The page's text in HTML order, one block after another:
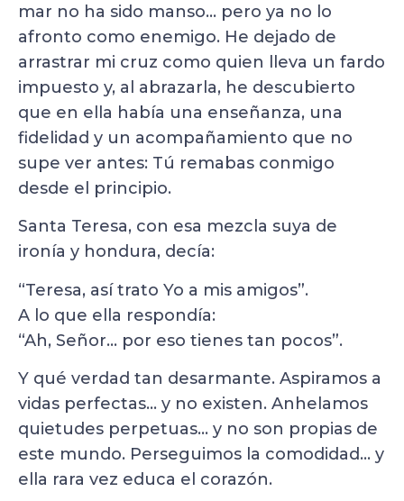
mar no ha sido manso… pero ya no lo
afronto como enemigo. He dejado de
arrastrar mi cruz como quien lleva un fardo
impuesto y, al abrazarla, he descubierto
que en ella había una enseñanza, una
fidelidad y un acompañamiento que no
supe ver antes: Tú remabas conmigo
desde el principio.
Santa Teresa, con esa mezcla suya de
ironía y hondura, decía:
“Teresa, así trato Yo a mis amigos”.
A lo que ella respondía:
“Ah, Señor… por eso tienes tan pocos”.
Y qué verdad tan desarmante. Aspiramos a
vidas perfectas… y no existen. Anhelamos
quietudes perpetuas… y no son propias de
este mundo. Perseguimos la comodidad… y
ella rara vez educa el corazón.